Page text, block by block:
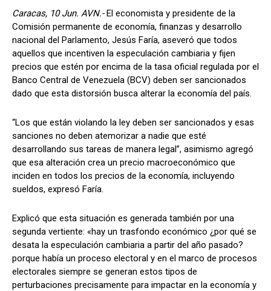
Caracas, 10 Jun. AVN.-El economista y presidente de la
Comisión permanente de economía, finanzas y desarrollo
nacional del Parlamento, Jesús Faría, aseveró que todos
aquellos que incentiven la especulación cambiaria y fijen
precios que estén por encima de la tasa oficial regulada por el
Banco Central de Venezuela (BCV) deben ser sancionados
dado que esta distorsión busca alterar la economía del país.
“Los que están violando la ley deben ser sancionados y esas
sanciones no deben atemorizar a nadie que esté
desarrollando sus tareas de manera legal”, asimismo agregó
que esa alteración crea un precio macroeconómico que
inciden en todos los precios de la economía, incluyendo
sueldos, expresó Faría.
Explicó que esta situación es generada también por una
segunda vertiente: «hay un trasfondo económico ¿por qué se
desata la especulación cambiaria a partir del año pasado?
porque había un proceso electoral y en el marco de procesos
electorales siempre se generan estos tipos de
perturbaciones precisamente para impactar en la economía y